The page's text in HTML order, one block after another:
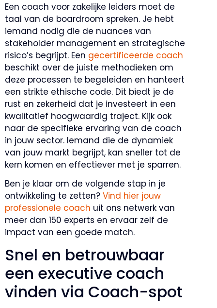
Een coach voor zakelijke leiders moet de
taal van de boardroom spreken. Je hebt
iemand nodig die de nuances van
stakeholder management en strategische
risico’s begrijpt. Een gecertificeerde coach
beschikt over de juiste methodieken om
deze processen te begeleiden en hanteert
een strikte ethische code. Dit biedt je de
rust en zekerheid dat je investeert in een
kwalitatief hoogwaardig traject. Kijk ook
naar de specifieke ervaring van de coach
in jouw sector. Iemand die de dynamiek
van jouw markt begrijpt, kan sneller tot de
kern komen en effectiever met je sparren.
Ben je klaar om de volgende stap in je
ontwikkeling te zetten? Vind hier jouw
professionele coach uit ons netwerk van
meer dan 150 experts en ervaar zelf de
impact van een goede match.
Snel en betrouwbaar
een executive coach
vinden via Coach-spot